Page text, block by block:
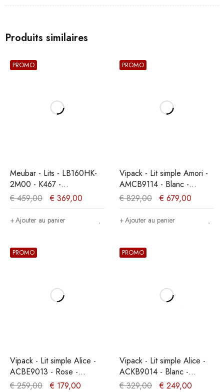
Produits similaires
PROMO
Meubar - Lits - LB160HK-
2M00 - K467 -
Mélèze/Chêne cristal
marron clair -
160x104x200cm
€459,00 € 369,00
Ajouter au panier
PROMO
Vipack - Lit simple Amori -
AMCB9114 - Blanc -
98,7x171,7x213cm
€829,00 € 679,00
Ajouter au panier
PROMO
Vipack - Lit simple Alice -
ACBE9013 - Rose -
91x94x208cm
€259,00 € 179,00
PROMO
Vipack - Lit simple Alice -
ACKB9014 - Blanc -
95,5x90,5x207,5cm
€329,00 € 249,00